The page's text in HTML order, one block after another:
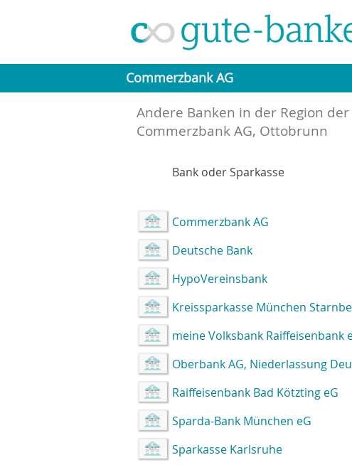
Commerzbank AG
Andere Banken in der Region der
Commerzbank AG, Ottobrunn
Bank oder Sparkasse
Commerzbank AG
Deutsche Bank
HypoVereinsbank
Kreissparkasse München
meine Volksbank Raiffeisenbank
Oberbank AG, Niederlassung
Raiffeisenbank Bad Kötzting eG
Sparda-Bank München eG
Sparkasse Karlsruhe